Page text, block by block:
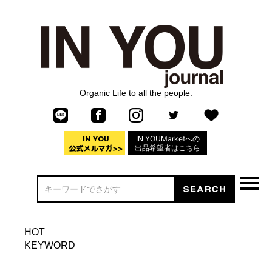
Organic Life to all the people.
IN YOUMarketへの
出品希望者はこちら
HOT
KEYWORD